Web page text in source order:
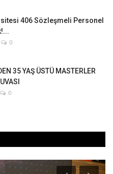
406 Sözleşmeli Personel
0
35 YAŞ ÜSTÜ MASTERLER
0